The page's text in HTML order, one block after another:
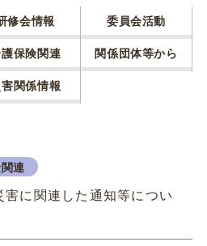
修会情報 委員会活動
保険関連 関係団体等から
関係情報
連
に関連した通知等につい